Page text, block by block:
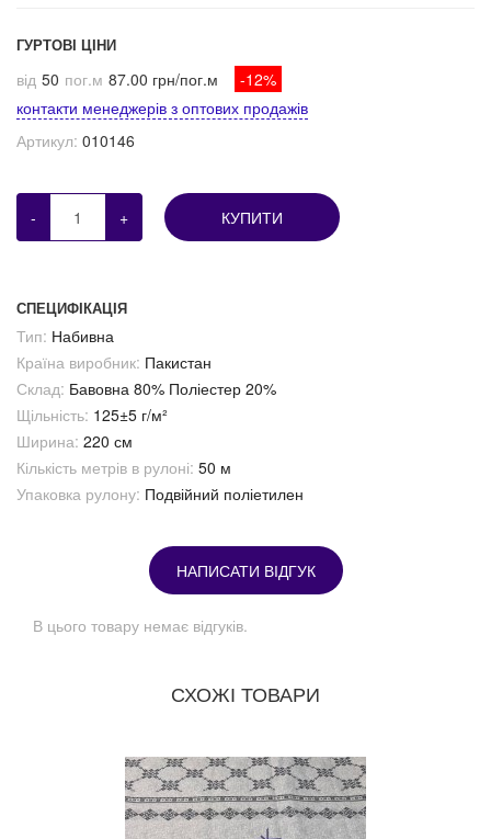
ГУРТОВІ ЦІНИ
від 50 пог.м 87.00 грн/пог.м
-12%
контакти менеджерів з оптових продажів
Артикул: 010146
- + КУПИТИ
СПЕЦИФІКАЦІЯ
Тип: Набивна
Країна виробник: Пакистан
Склад: Бавовна 80% Поліестер 20%
Щільність: 125±5 г/м²
Ширина: 220 см
Кількість метрів в рулоні: 50 м
Упаковка рулону: Подвійний поліетилен
НАПИСАТИ ВІДГУК
В цього товару немає відгуків.
СХОЖІ ТОВАРИ